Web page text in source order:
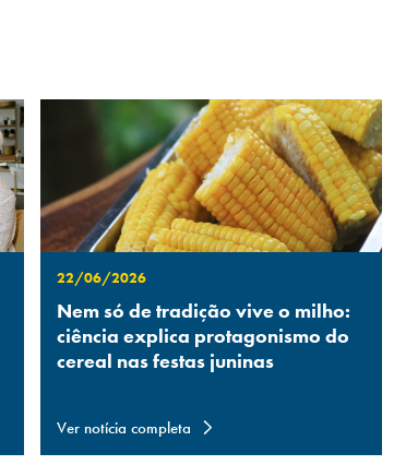
22/06/2026
Nem só de tradição vive o milho:
ciência explica protagonismo do
cereal nas festas juninas
Ver notícia completa